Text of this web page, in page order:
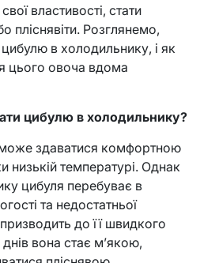
властивості, стати
пліснявіти. Розглянемо,
в холодильнику, і як
цього овоча вдома
цибулю в холодильнику?
може здаватися комфортною
низькій температурі. Однак
цибуля перебуває в
та недостатньої
до її швидкого
вона стає м’якою,